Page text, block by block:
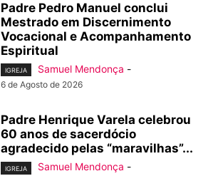
Padre Pedro Manuel conclui
Mestrado em Discernimento
Vocacional e Acompanhamento
Espiritual
IGREJA Samuel Mendonça -
6 de Agosto de 2026
Padre Henrique Varela celebrou
60 anos de sacerdócio
agradecido pelas “maravilhas”...
IGREJA Samuel Mendonça -